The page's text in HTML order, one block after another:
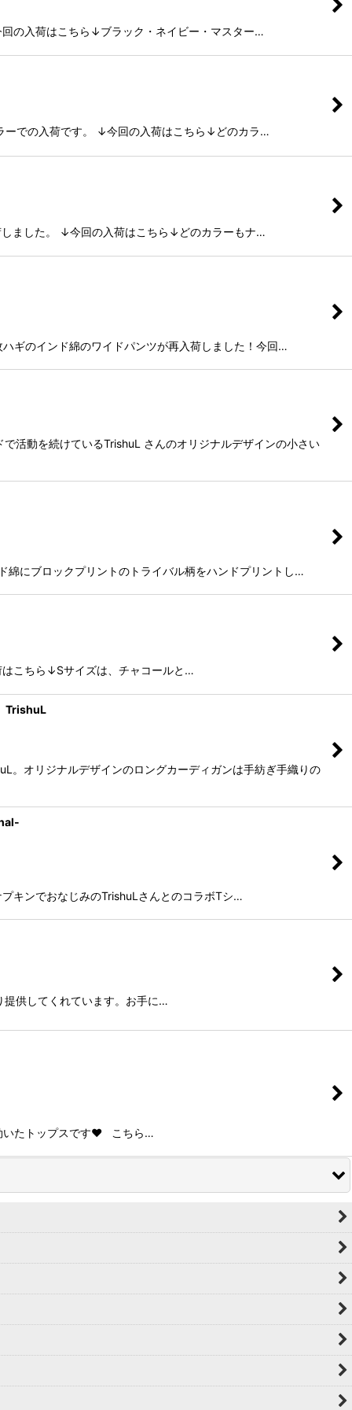
の入荷はこちら↓ブラック・ネイビー・マスター…
ーでの入荷です。 ↓今回の入荷はこちら↓どのカラ…
しました。 ↓今回の入荷はこちら↓どのカラーもナ…
ギのインド綿のワイドパンツが再入荷しました！今回…
活動を続けているTrishuL さんのオリジナルデザインの小さい
綿にブロックプリントのトライバル柄をハンドプリントし…
こちら↓Sサイズは、チャコールと…
TrishuL
。オリジナルデザインのロングカーディガンは手紡ぎ手織りの
キンでおなじみのTrishuLさんとのコラボTシ…
供してくれています。お手に…
いたトップスです❤️ こちら…